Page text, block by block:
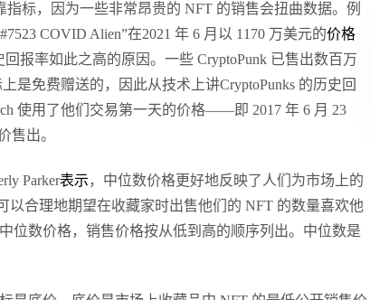
指标，因为一些非常昂贵的 NFT 的销售会扭曲数据。例
COVID Alien”在2021 年 6 月以 1170 万美元的价格
回报率如此之高的原因。一些 CryptoPunk 已售出数百万
是免费赠送的，因此从技术上讲CryptoPunks 的历史回
使用了他们交易第一天的价格——即 2017 年 6 月 23
售出。
Parker表示，中位数价格更好地反映了人们为市场上的
合理地期望在收藏家时出售他们的 NFT 的数量喜欢他
位数价格，销售价格按从低到高的顺序列出。中位数是